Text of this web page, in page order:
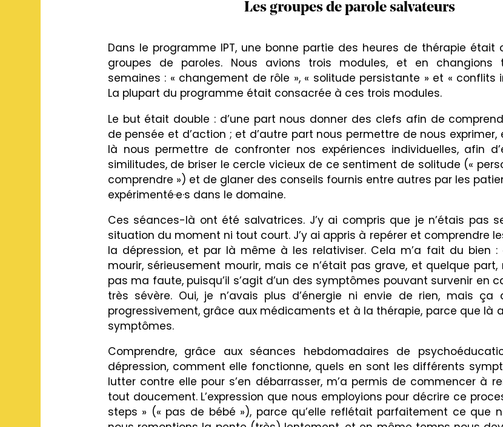
Les groupes de parole salvateurs
Dans le programme IPT, une bonne partie des heures de thérapie était
groupes de paroles. Nous avions trois modules, et en changions
semaines : « changement de rôle », « solitude persistante » et « conflits
La plupart du programme était consacrée à ces trois modules.
Le but était double : d’une part nous donner des clefs afin de
de pensée et d’action ; et d’autre part nous permettre de nous exprimer,
là nous permettre de confronter nos expériences individuelles, afin
similitudes, de briser le cercle vicieux de ce sentiment de solitude («
comprendre ») et de glaner des conseils fournis entre autres par les
expérimenté·e·s dans le domaine.
Ces séances-là ont été salvatrices. J’y ai compris que je n’étais pas
situation du moment ni tout court. J’y ai appris à repérer et comprendre
la dépression, et par là même à les relativiser. Cela m’a fait du bien :
mourir, sérieusement mourir, mais ce n’était pas grave, et quelque part,
pas ma faute, puisqu’il s’agit d’un des symptômes pouvant survenir en
très sévère. Oui, je n’avais plus d’énergie ni envie de rien, mais ça
progressivement, grâce aux médicaments et à la thérapie, parce que là
symptômes.
Comprendre, grâce aux séances hebdomadaires de
dépression, comment elle fonctionne, quels en sont les différents
lutter contre elle pour s’en débarrasser, m’a permis de commencer à
tout doucement. L’expression que nous employions pour décrire ce
steps » (« pas de bébé »), parce qu’elle reflétait parfaitement ce que